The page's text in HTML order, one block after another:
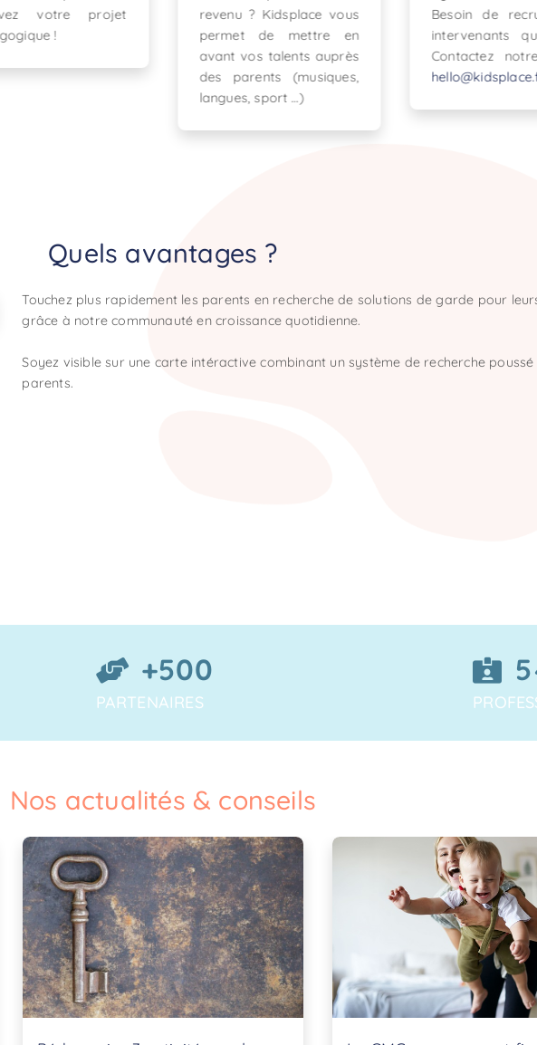
revenu ? Kidsplace vous
permet de mettre en
Besoin de recruter des
intervenants qualifiés ?
Contactez notre équipe
hello@kidsplace.fr
? Vous
expérience
parents ?
Quels avantages ?
Touchez plus rapidement les parents en recherche de solutions de garde pour
grâce à notre communauté en croissance quotidienne.
Soyez visible sur une carte intéractive combinant un système de recherche
parents.
+500
PARTENAIRES
Nos actualités & conseils